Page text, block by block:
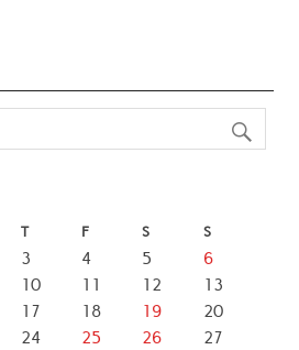
T F S S
3 4 5
6
10 11 12
13
17 18 19
20
24 25 26
27